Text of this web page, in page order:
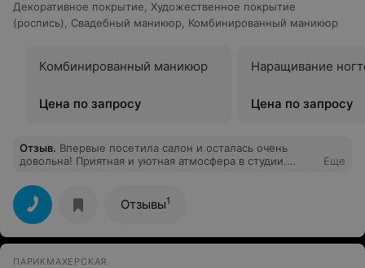
Декоративное покрытие
Художественное покрытие
(роспись)
Свадебный маникюр Комбинированный маникюр
Комбинированный маникюр
Цена по запросу
Наращивание
Цена по запросу
Отзыв. Впервые посетила салон и осталась очень
довольна! Приятная и уютная атмосфера в студии.
долговременным покрытием. Спасибо, вернусь ещё!
Еще
Отзывы1
ПАРИКМАХЕРСКАЯ